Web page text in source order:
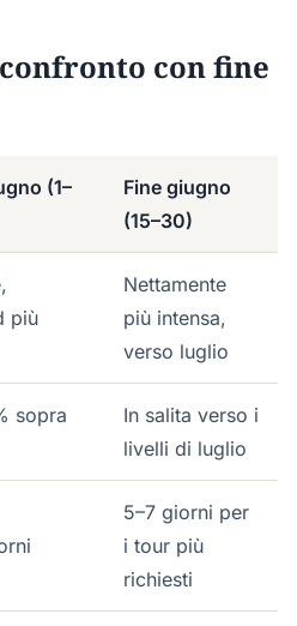
con fine
(1–
Fine giugno
(15–30)
più
Nettamente
più intensa,
verso luglio
sopra
In salita verso i
livelli di luglio
5–7 giorni per
i tour più
richiesti